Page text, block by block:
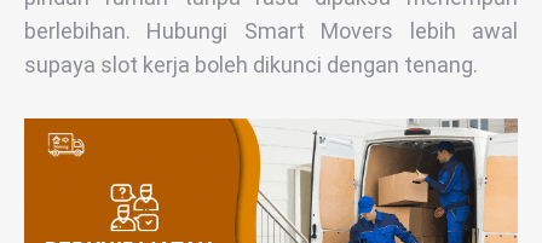
berlebihan. Hubungi Smart Movers lebih awal
supaya slot kerja boleh dikunci dengan tenang.